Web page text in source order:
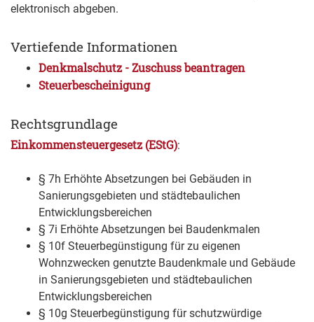
elektronisch abgeben.
Vertiefende Informationen
Denkmalschutz - Zuschuss beantragen
Steuerbescheinigung
Rechtsgrundlage
Einkommensteuergesetz (EStG):
§ 7h Erhöhte Absetzungen bei Gebäuden in
Sanierungsgebieten und städtebaulichen
Entwicklungsbereichen
§ 7i Erhöhte Absetzungen bei Baudenkmalen
§ 10f Steuerbegünstigung für zu eigenen
Wohnzwecken genutzte Baudenkmale und Gebäude
in Sanierungsgebieten und städtebaulichen
Entwicklungsbereichen
§ 10g Steuerbegünstigung für schutzwürdige